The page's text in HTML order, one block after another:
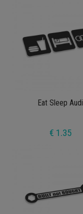
Eat Sleep Audi
€ 1.35